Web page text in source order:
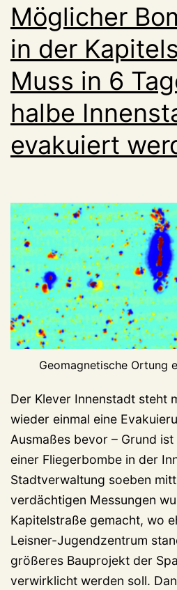
Möglicher
in der
Muss in 6
halbe
evakuiert
Geomagnetische Ortung
Der Klever Innenstadt steht
wieder einmal eine
Ausmaßes bevor – Grund
einer Fliegerbombe in der
Stadtverwaltung soeben
verdächtigen Messungen
Kapitelstraße gemacht, wo
Leisner-Jugendzentrum
größeres Bauprojekt der
verwirklicht werden soll.